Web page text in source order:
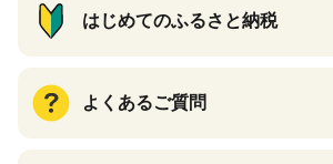
はじめてのふるさと納税
よくあるご質問